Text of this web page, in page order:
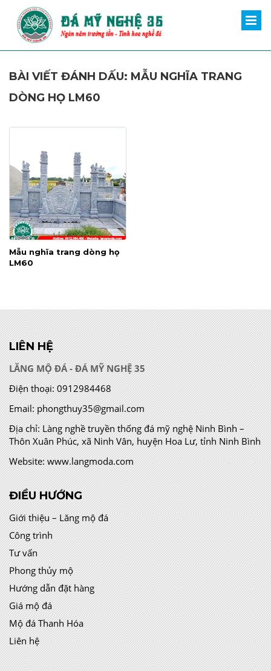
BÀI VIẾT ĐÁNH DẤU: MẪU NGHĨA TRANG
DÒNG HỌ LM60
Mẫu nghĩa trang dòng họ
LM60
LIÊN HỆ
LĂNG MỘ ĐÁ - ĐÁ MỸ NGHỆ 35
Điện thoại: 0912984468
Email: phongthuy35@gmail.com
Địa chỉ:Làng nghề truyền thống đá mỹ nghệ Ninh Bình –
Thôn Xuân Phúc, xã Ninh Vân, huyện Hoa Lư, tỉnh Ninh Bình
Website: www.langmoda.com
ĐIỀU HƯỚNG
Giới thiệu – Lăng mộ đá
Công trình
Tư vấn
Phong thủy mộ
Hướng dẫn đặt hàng
Giá mộ đá
Mộ đá Thanh Hóa
Liên hệ